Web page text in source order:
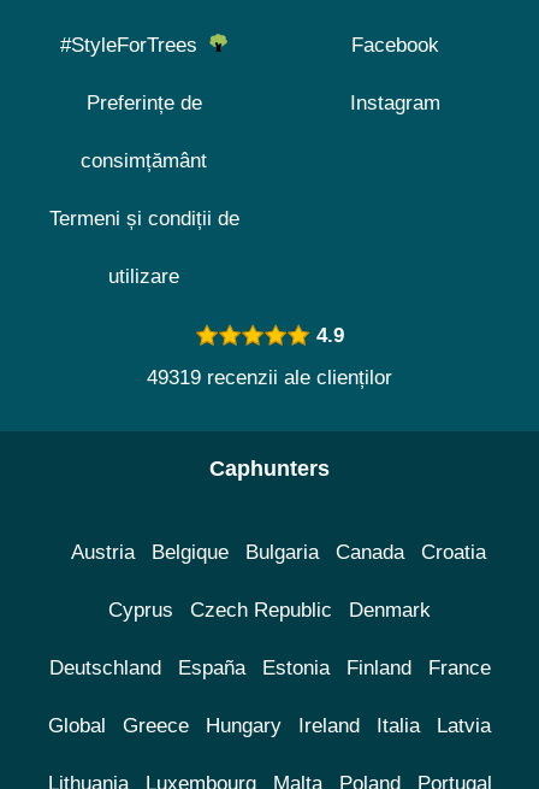
#StyleForTrees
Preferințe de
consimțământ
Termeni și condiții de
utilizare
Facebook
Instagram
4.9
49319 recenzii ale clienților
Caphunters
Austria Belgique Bulgaria Canada Croatia
Cyprus Czech Republic Denmark
Deutschland España Estonia Finland France
Global Greece Hungary Ireland Italia Latvia
Lithuania Luxembourg Malta Poland Portugal